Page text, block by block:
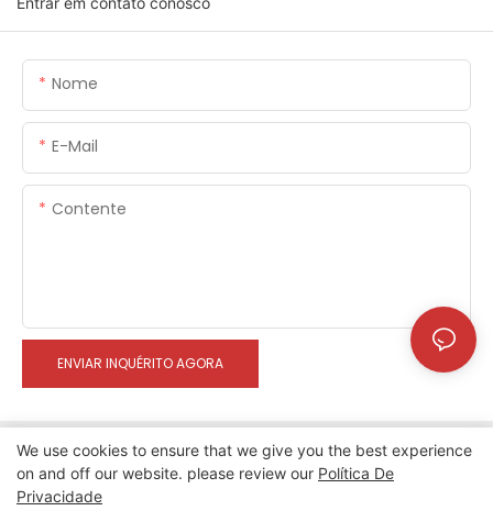
Nome
E-Mail
Contente
ENVIAR INQUÉRITO AGORA
Direitos autorais © 2024 Xinherui |
We use cookies to ensure that we give you the best experience
on and off our website. please review our Política De
Privacidade